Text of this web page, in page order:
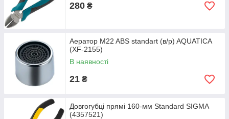
280 ₴
Аератор M22 ABS standart (в/р) AQUATICA
(XF-2155)
В наявності
21 ₴
Довгогубці прямі 160-мм Standard SIGMA
(4357521)